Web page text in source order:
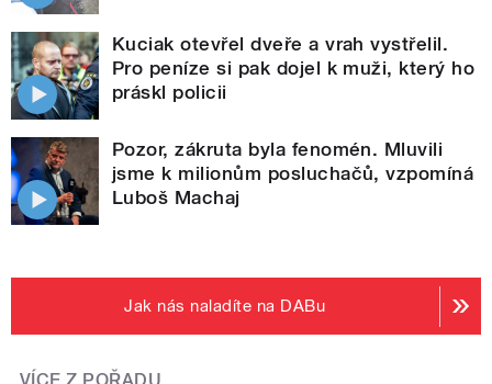
Kuciak otevřel dveře a vrah vystřelil.
Pro peníze si pak dojel k muži, který ho
práskl policii
Pozor, zákruta byla fenomén. Mluvili
jsme k milionům posluchačů, vzpomíná
Luboš Machaj
Jak nás naladíte na DABu